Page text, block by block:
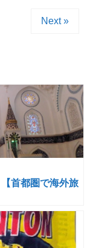
Next »
首都圏で海外旅